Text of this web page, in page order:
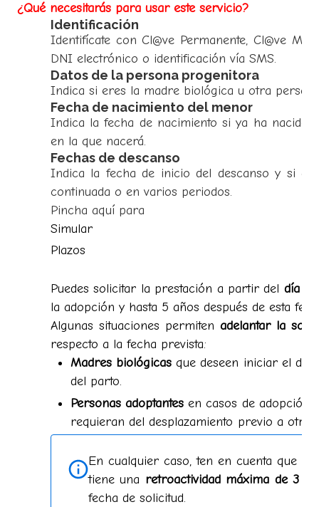
¿Qué necesitarás para usar este servicio?
Identificación
Identifícate con Cl@ve Permanente, Cl@ve
DNI electrónico o identificación vía SMS.
Datos de la persona progenitora
Indica si eres la madre biológica u otra
Fecha de nacimiento del menor
Indica la fecha de nacimiento si ya ha nacido
en la que nacerá.
Fechas de descanso
Indica la fecha de inicio del descanso y si
continuada o en varios periodos.
Pincha aquí para
Simular
Plazos
Puedes solicitar la prestación a partir del día
la adopción y hasta 5 años después de esta
Algunas situaciones permiten adelantar la
respecto a la fecha prevista:
Madres biológicas que deseen iniciar el
del parto.
Personas adoptantes en casos de adopción
requieran del desplazamiento previo a otros
En cualquier caso, ten en cuenta que
tiene una retroactividad máxima de 3
fecha de solicitud.